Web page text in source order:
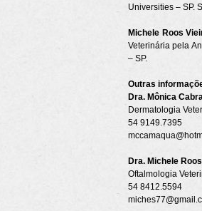
Universities – SP.
Michele Roos
Veterinária pela
– SP.
Outras
Dra. Mônica
Dermatologia
54 9149.7395
Dra. Michele
Oftalmologia
54 8412.5594